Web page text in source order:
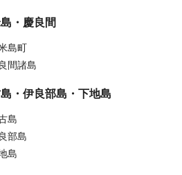
・慶良間
島町
間諸島
・伊良部島・下地島
島
部島
島